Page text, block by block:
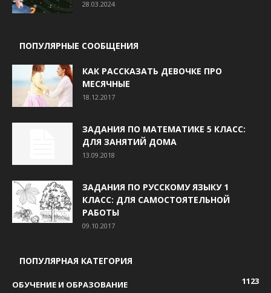
28.03.2024
ПОПУЛЯРНЫЕ СООБЩЕНИЯ
КАК РАССКАЗАТЬ ДЕВОЧКЕ ПРО
МЕСЯЧНЫЕ
18.12.2017
ЗАДАНИЯ ПО МАТЕМАТИКЕ 5 КЛАСС:
ДЛЯ ЗАНЯТИЙ ДОМА
13.09.2018
ЗАДАНИЯ ПО РУССКОМУ ЯЗЫКУ 1
КЛАСС: ДЛЯ САМОСТОЯТЕЛЬНОЙ
РАБОТЫ
09.10.2017
ПОПУЛЯРНАЯ КАТЕГОРИЯ
ОБУЧЕНИЕ И ОБРАЗОВАНИЕ
1123